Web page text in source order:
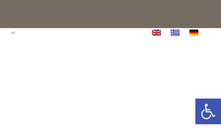
PORTFOLIO KONTAKT